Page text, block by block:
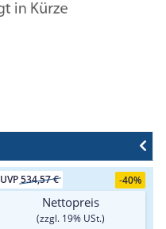
UVP534,57 € -40%
Nettopreis
(zzgl. 19% USt.)